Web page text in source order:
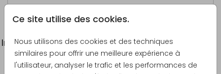
Ce site utilise des cookies.
Nous utilisons des cookies et des techniques
similaires pour offrir une meilleure expérience à
l'utilisateur, analyser le trafic et les performances de
Informations du produit
Description